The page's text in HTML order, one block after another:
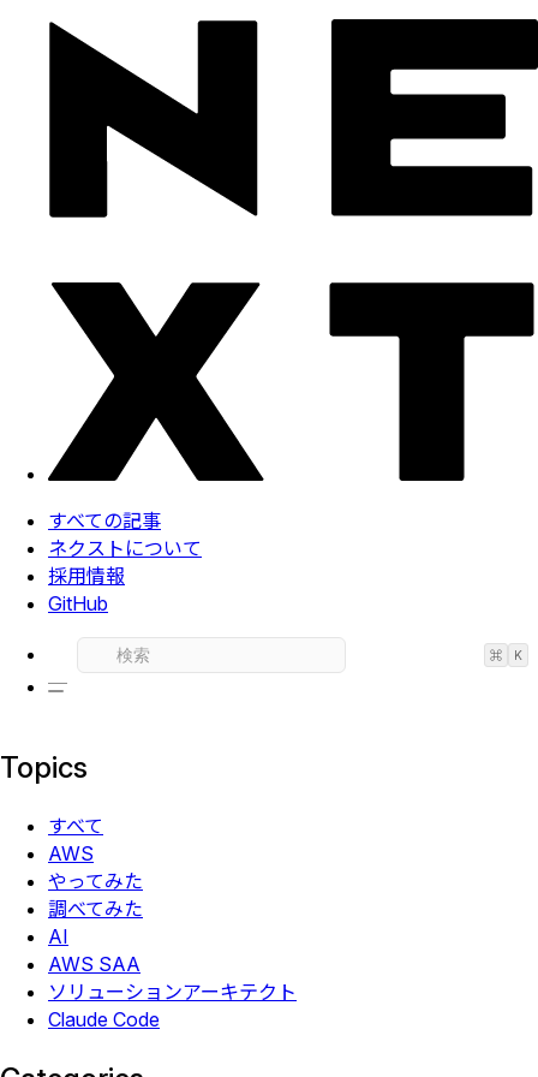
すべての記事
ネクストについて
採用情報
GitHub
⌘ K
Topics
すべて
AWS
やってみた
調べてみた
AI
AWS SAA
ソリューションアーキテクト
Claude Code